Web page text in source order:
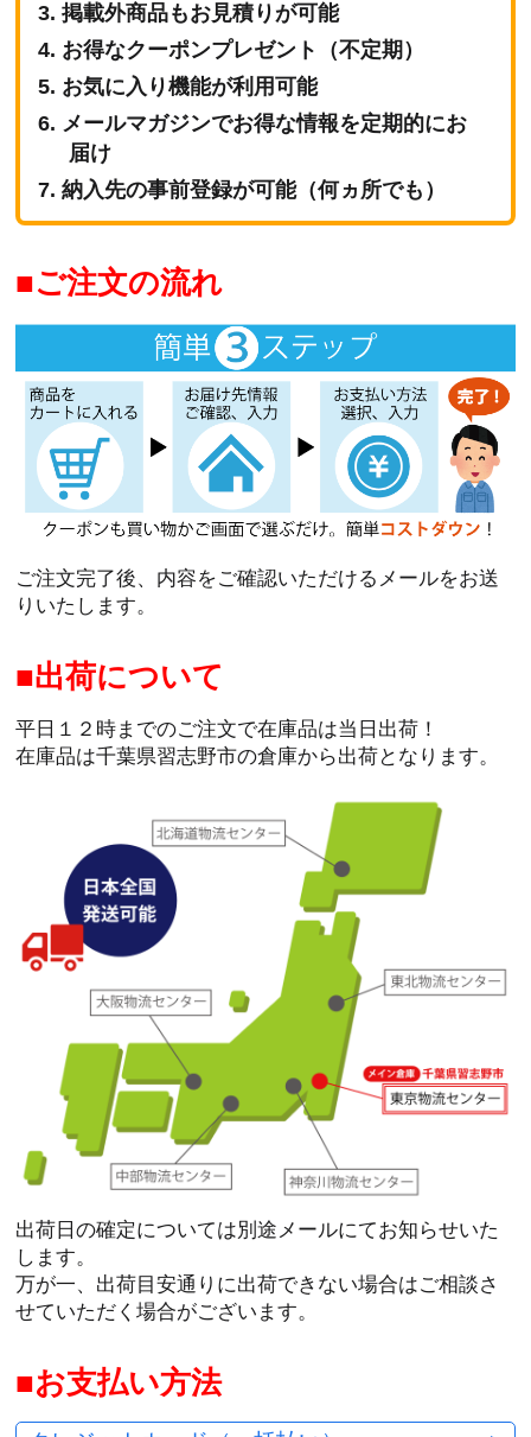
掲載外商品もお見積りが可能
お得なクーポンプレゼント（不定期）
お気に入り機能が利用可能
メールマガジンでお得な情報を定期的にお
届け
納入先の事前登録が可能（何ヵ所でも）
ご注文の流れ
ご注文完了後、内容をご確認いただけるメールをお送
りいたします。
出荷について
平日１２時までのご注文で在庫品は当日出荷！
在庫品は千葉県習志野市の倉庫から出荷となります。
出荷日の確定については別途メールにてお知らせいた
します。
万が一、出荷目安通りに出荷できない場合はご相談さ
せていただく場合がございます。
お支払い方法